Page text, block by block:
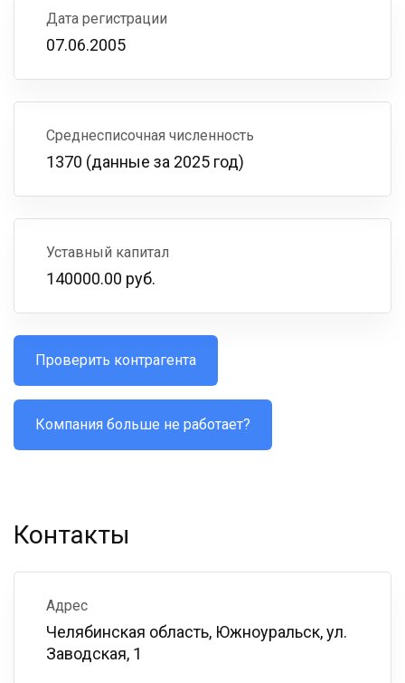
Дата регистрации
07.06.2005
Среднесписочная численность
1370 (данные за 2025 год)
Уставный капитал
140000.00 руб.
Проверить контрагента
Компания больше не работает?
Контакты
Адрес
Челябинская область, Южноуральск, ул.
Заводская, 1